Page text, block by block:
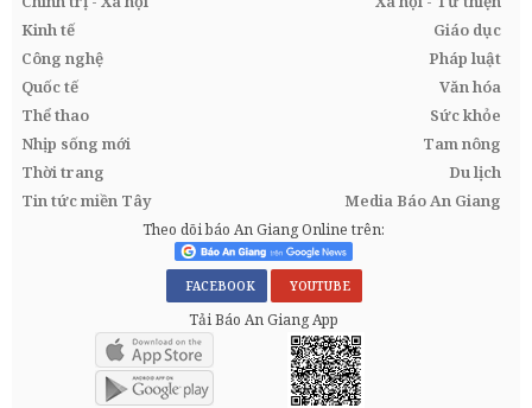
Kinh tế
Giáo dục
Công nghệ
Pháp luật
Quốc tế
Văn hóa
Thể thao
Sức khỏe
Nhịp sống mới
Tam nông
Thời trang
Du lịch
Tin tức miền Tây
Media Báo An Giang
Theo dõi báo An Giang Online trên:
FACEBOOK YOUTUBE
Tải Báo An Giang App